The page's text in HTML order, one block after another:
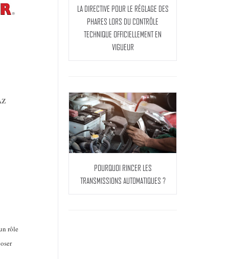
rôle
LA DIRECTIVE POUR LE RÉGLAGE DES
PHARES LORS DU CONTRÔLE
TECHNIQUE OFFICIELLEMENT EN
VIGUEUR
POURQUOI RINCER LES
TRANSMISSIONS AUTOMATIQUES ?